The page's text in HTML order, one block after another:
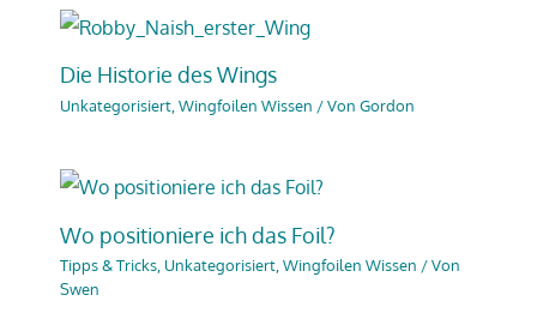
Die Historie des Wings
Unkategorisiert, Wingfoilen Wissen / Von Gordon
Wo positioniere ich das Foil?
Tipps & Tricks, Unkategorisiert, Wingfoilen Wissen / Von
Swen